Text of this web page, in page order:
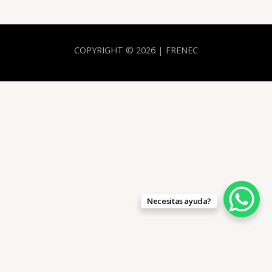
COPYRIGHT © 2026 | FRENEC
Necesitas ayuda?